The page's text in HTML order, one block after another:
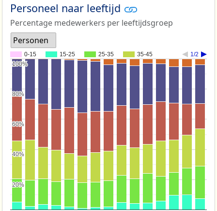
Personeel naar leeftijd
Percentage medewerkers per leeftijdsgroep
Personen
0-15 15-25 25-35 35-45 1/2
20%
20%
40%
40%
60%
60%
80%
80%
100%
100%